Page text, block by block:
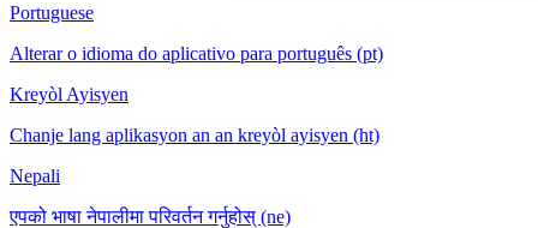
Portuguese
Alterar o idioma do aplicativo para português (pt)
Kreyòl Ayisyen
Chanje lang aplikasyon an an kreyòl ayisyen (ht)
Nepali
एपको भाषा नेपालीमा परिवर्तन गर्नुहोस् (ne)